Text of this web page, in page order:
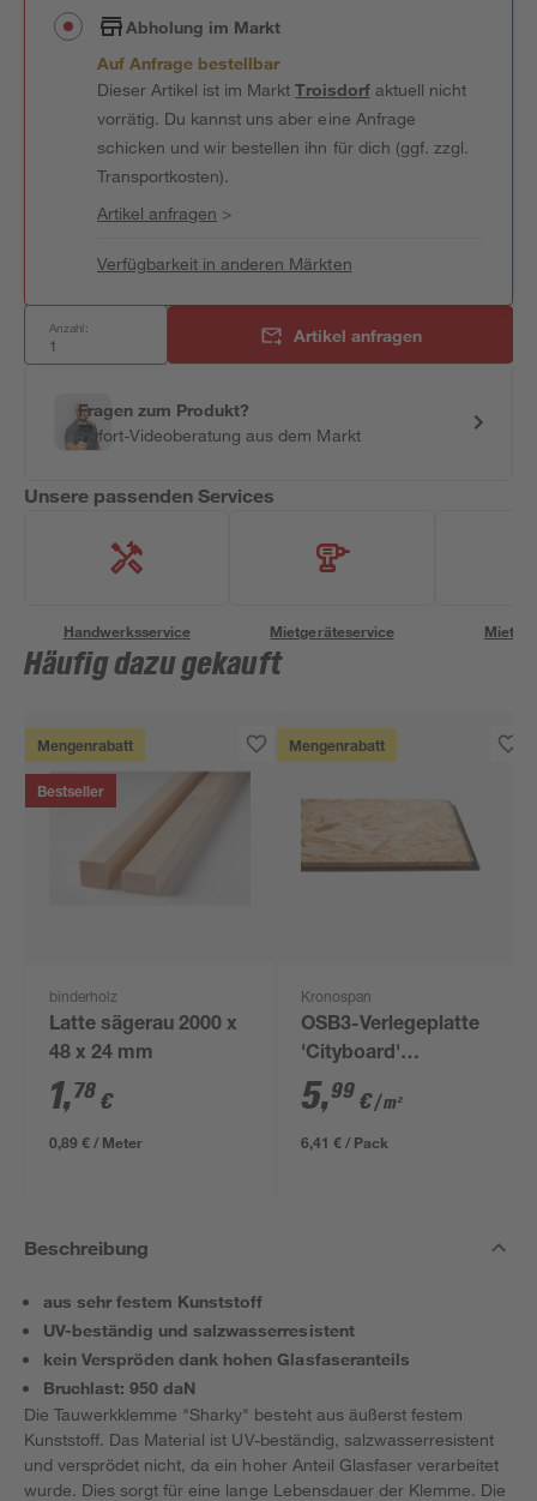
Abholung im Markt
Auf Anfrage bestellbar
Dieser Artikel ist im MarktTroisdorfaktuell nicht
vorrätig. Du kannst uns aber eine Anfrage
schicken und wir bestellen ihn für dich (ggf. zzgl.
Transportkosten).
Artikel anfragen >
Verfügbarkeit in anderen Märkten
Anzahl: Artikel anfragen
Fragen zum Produkt?
Sofort-Videoberatung aus dem Markt
Unsere passenden Services
Handwerksservice Mietgeräteservice
Häufig dazu gekauft
Mengenrabatt
Bestseller
binderholz
Latte sägerau 2000 x
48 x 24 mm
1,78 €
0,89 € / Meter
Mengenrabatt
Kronospan
OSB3-Verlegeplatte
'Cityboard'
ungeschliffen 1690 x
634 x 12 mm
5,99 €/ m²
6,41 € / Pack
Beschreibung
aus sehr festem Kunststoff
UV-beständig und salzwasserresistent
kein Verspröden dank hohen Glasfaseranteils
Bruchlast: 950 daN
Die Tauwerkklemme "Sharky" besteht aus äußerst festem
Kunststoff. Das Material ist UV-beständig, salzwasserresistent
und versprödet nicht, da ein hoher Anteil Glasfaser verarbeitet
wurde. Dies sorgt für eine lange Lebensdauer der Klemme. Die